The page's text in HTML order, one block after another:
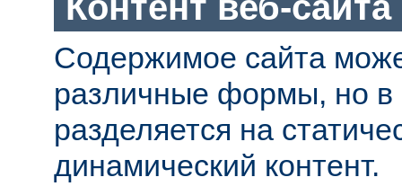
Содержимое сайта
различные формы, но
разделяется на
динамический контент.